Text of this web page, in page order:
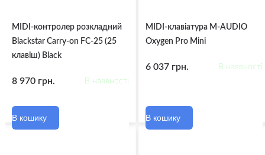
MIDI-контролер розкладний
Blackstar Carry-on FC-25 (25
клавіш) Black
8 970 грн. В наявності
В кошику
MIDI-клавіатура M-AUDIO
Oxygen Pro Mini
6 037 грн. В наявності
В кошику